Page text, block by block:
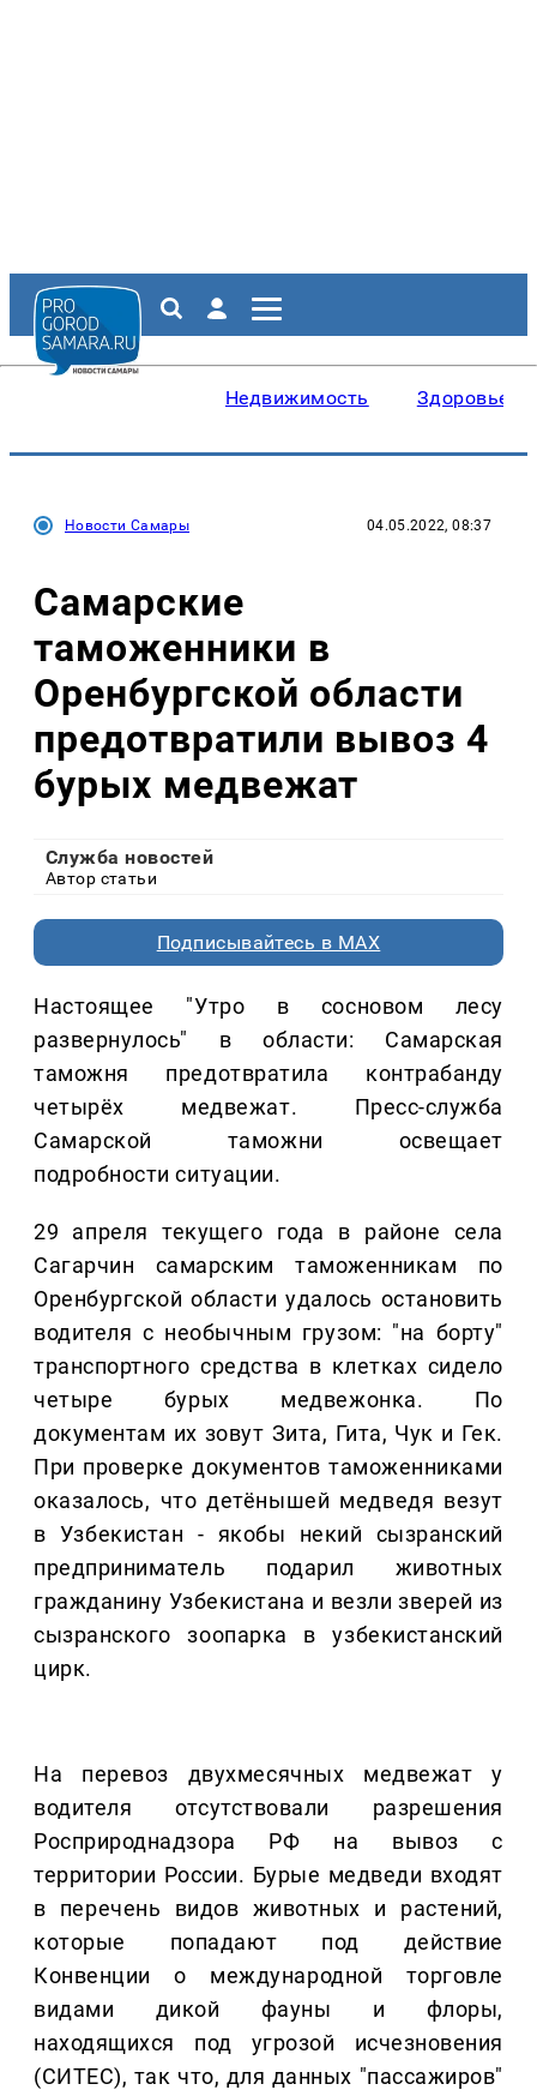
Недвижимость Здоровье
Новости Самары 04.05.2022, 08:37
Самарские
таможенники в
Оренбургской области
предотвратили вывоз 4
бурых медвежат
Служба новостей
Автор статьи
Подписывайтесь в MAX
Настоящее "Утро в сосновом лесу
развернулось" в области: Самарская
таможня предотвратила контрабанду
четырёх медвежат. Пресс-служба
Самарской таможни освещает
подробности ситуации.
29 апреля текущего года в районе села
Сагарчин самарским таможенникам по
Оренбургской области удалось остановить
водителя с необычным грузом: "на борту"
транспортного средства в клетках сидело
четыре бурых медвежонка. По
документам их зовут Зита, Гита, Чук и Гек.
При проверке документов таможенниками
оказалось, что детёнышей медведя везут
в Узбекистан - якобы некий сызранский
предприниматель подарил животных
гражданину Узбекистана и везли зверей из
сызранского зоопарка в узбекистанский
цирк.
На перевоз двухмесячных медвежат у
водителя отсутствовали разрешения
Росприроднадзора РФ на вывоз с
территории России. Бурые медведи входят
в перечень видов животных и растений,
которые попадают под действие
Конвенции о международной торговле
видами дикой фауны и флоры,
находящихся под угрозой исчезновения
(СИТЕС), так что, для данных "пассажиров"